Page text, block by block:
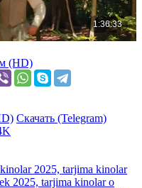
(HD)
Скачать (Telegram)